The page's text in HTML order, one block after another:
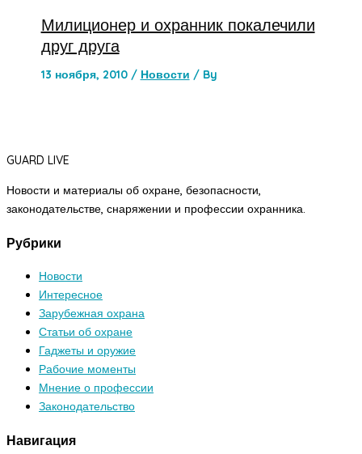
Милиционер и охранник покалечили
друг друга
13 ноября, 2010 / Новости / By
GUARD LIVE
Новости и материалы об охране, безопасности,
законодательстве, снаряжении и профессии охранника.
Рубрики
Новости
Интересное
Зарубежная охрана
Статьи об охране
Гаджеты и оружие
Рабочие моменты
Мнение о профессии
Законодательство
Навигация